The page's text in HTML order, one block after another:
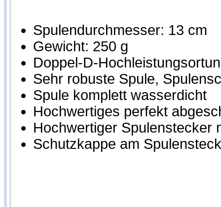
Spulendurchmesser: 13 cm
Gewicht: 250 g
Doppel-D-
Sehr robuste Spule,
Spule komplett wasserdicht
Hochwertiges perfekt
Hochwertiger Spulenstecker
Schutzkappe am